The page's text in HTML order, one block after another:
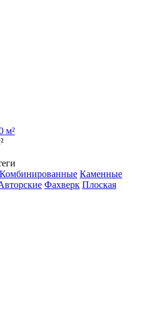
м²
Комбинированные Каменные
Фахверк Плоская